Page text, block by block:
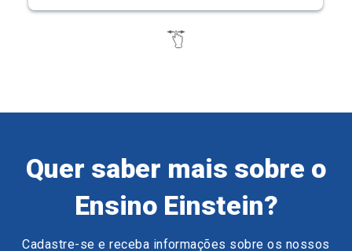
Quer saber mais sobre o
Ensino Einstein?
Cadastre-se e receba informações sobre os nossos